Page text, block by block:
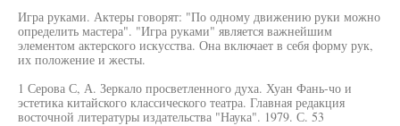
Игра руками. Актеры говорят: "По одному движению руки можно
определить мастера". "Игра руками" является важнейшим
элементом актерского искусства. Она включает в себя форму рук,
их положение и жесты.
1 Серова С, А. Зеркало просветленного духа. Хуан Фань-чо и
эстетика китайского классического театра. Главная редакция
восточной литературы издательства "Наука". 1979. С. 53